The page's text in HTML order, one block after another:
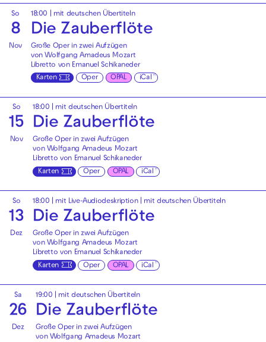
So
8
Nov
18:00 mit deutschen Übertiteln
Die Zauberflöte
Große Oper in zwei Aufzügen
von Wolfgang Amadeus Mozart
Libretto von Emanuel Schikaneder
Karten
Oper OPAL iCal
So
15
Nov
18:00 mit deutschen Übertiteln
Die Zauberflöte
Große Oper in zwei Aufzügen
von Wolfgang Amadeus Mozart
Libretto von Emanuel Schikaneder
Karten
Oper OPAL iCal
So
13
Dez
18:00 mit Live-Audiodeskription| mit deutschen Übertiteln
Die Zauberflöte
Große Oper in zwei Aufzügen
von Wolfgang Amadeus Mozart
Libretto von Emanuel Schikaneder
Karten
Oper OPAL iCal
Sa
26
Dez
19:00 mit deutschen Übertiteln
Die Zauberflöte
Große Oper in zwei Aufzügen
von Wolfgang Amadeus Mozart